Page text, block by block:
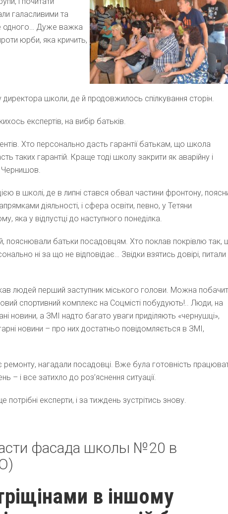
галасливими та
одного… Дуже важка
юрби, яка кричить,
директора школи, де й продовжилось спілкування сторін.
експертів, на вибір батьків.
Хто персонально дасть гарантії батькам, що школа
таких гарантій. Краще тоді школу закрити як аварійну і
Чернишов.
в школі, де в липні стався обвал частини фронтону,
діяльності, і сфера освіти, певно, у Тетяни
яка у відпустці до наступного понеділка.
пояснювали батьки посадовцям. Хто поклав покрівлю так,
ні за що не відповідає… Звідки взятись довірі, питали
людей перший заступник міського голови. Можна
спортивний комплекс на Соцмісті побудують!.. Люди, на
новини, а ЗМІ надто багато уваги приділяють «чернушці»,
новини – про них достатньо повідомляється в ЗМІ,
нагадали посадовці. Вже була готовність
– і все затихло до роз’яснення ситуації.
потрібні експерти, і за тиждень зустрітись знову.
фасада школы №20 в
в іншому